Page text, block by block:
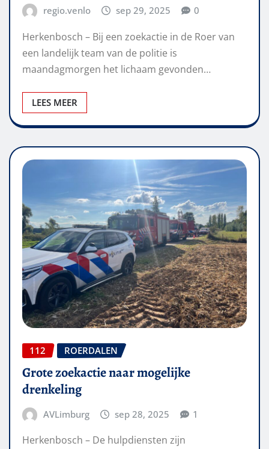
regio.venlo sep 29, 2025 0
Herkenbosch – Bij een zoekactie in de Roer van
een landelijk team van de politie is
maandagmorgen het lichaam gevonden…
LEES MEER
112 ROERDALEN
Grote zoekactie naar mogelijke
drenkeling
AVLimburg sep 28, 2025 1
Herkenbosch – De hulpdiensten zijn